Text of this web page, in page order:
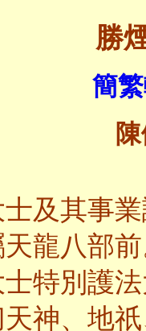
勝
簡
及其事
龍八部
特別護
神、地